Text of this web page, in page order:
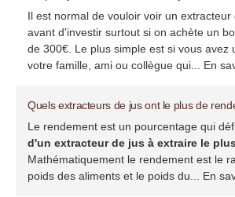
Il est normal de vouloir voir un
avant d'investir surtout si on achète un
de 300€. Le plus simple est si vous avez
votre famille, ami ou collègue qui... En
Quels extracteurs de jus ont le plus de
Le rendement est un pourcentage qui
d'un extracteur de jus à extraire le
Mathématiquement le rendement est le
poids des aliments et le poids du... En